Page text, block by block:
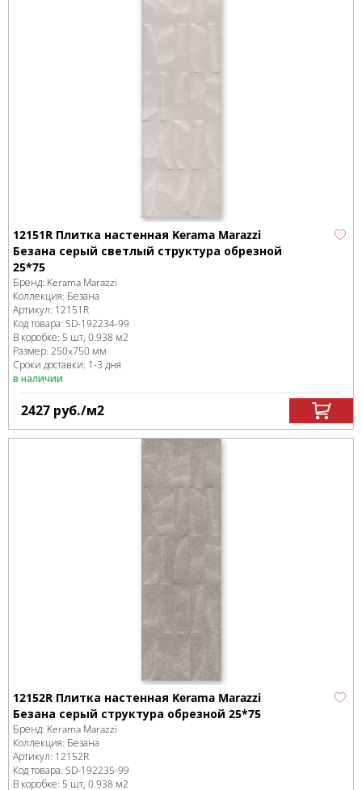
12151R Плитка настенная Kerama Marazzi
Безана серый светлый структура обрезной
25*75
Бренд: Kerama Marazzi
Коллекция: Безана
Артикул: 12151R
Код товара: SD-192234-99
В коробке: 5 шт, 0.938 м2
Размер: 250x750 мм
Сроки доставки: 1-3 дня
в наличии
2427 руб./м2
12152R Плитка настенная Kerama Marazzi
Безана серый структура обрезной 25*75
Бренд: Kerama Marazzi
Коллекция: Безана
Артикул: 12152R
Код товара: SD-192235-99
В коробке: 5 шт, 0.938 м2